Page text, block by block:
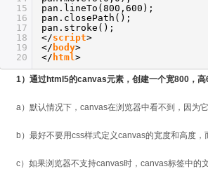
15
16
17
18
19
20
pan.lineTo(800,600);
pan.closePath();
pan.stroke();
</script>
</ body>
</ html>
1）通过html5的canvas元素，创建一个宽800，高
a）默认情况下，canvas在浏览器中看不到，因为
b）最好不要用css样式定义canvas的宽度和高度
c）如果浏览器不支持canvas时，canvas标签中的